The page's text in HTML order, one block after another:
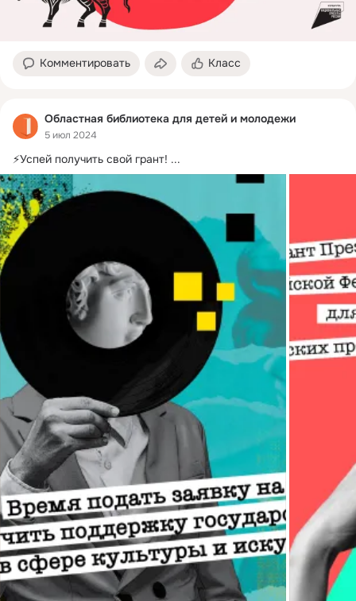
Комментировать Класс
Областная библиотека для детей и молодежи
5 июл 2024
⚡Успей получить свой грант! ...